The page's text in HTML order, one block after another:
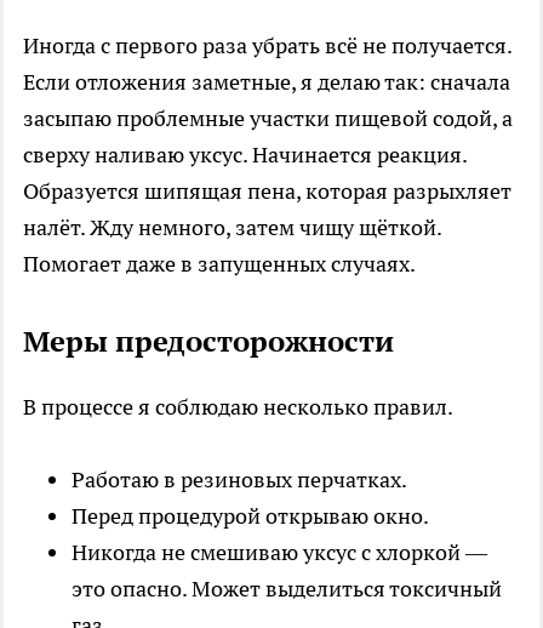
Иногда с первого раза убрать всё не получается.
Если отложения заметные, я делаю так: сначала
засыпаю проблемные участки пищевой содой, а
сверху наливаю уксус. Начинается реакция.
Образуется шипящая пена, которая разрыхляет
налёт. Жду немного, затем чищу щёткой.
Помогает даже в запущенных случаях.
Меры предосторожности
В процессе я соблюдаю несколько правил.
Работаю в резиновых перчатках.
Перед процедурой открываю окно.
Никогда не смешиваю уксус с хлоркой —
это опасно. Может выделиться токсичный